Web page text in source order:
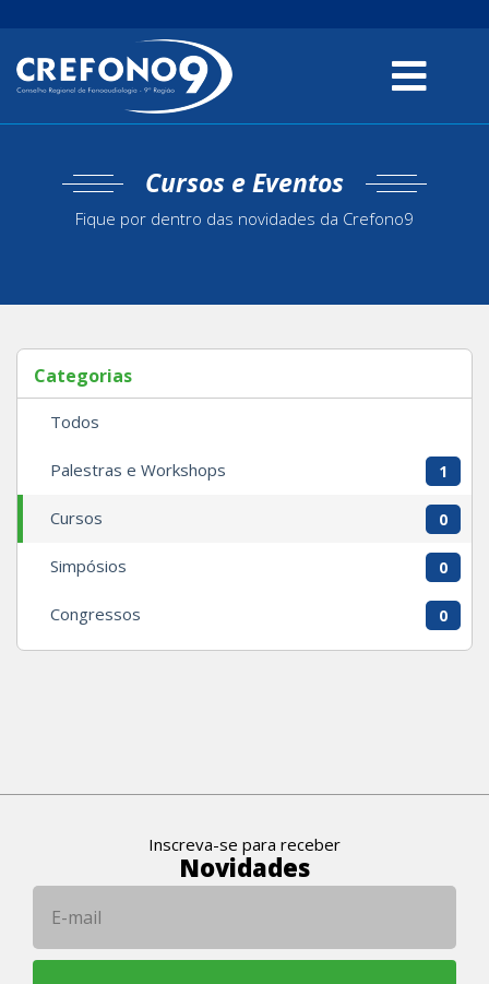
Cursos e Eventos
Fique por dentro das novidades da Crefono9
Categorias
Todos
Palestras e Workshops 1
Cursos 0
Simpósios 0
Congressos 0
Inscreva-se para receber
Novidades